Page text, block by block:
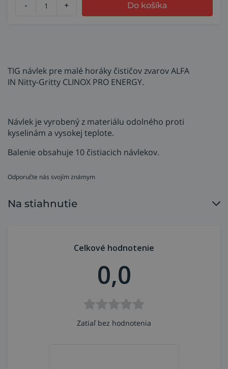
- + Do košíka
TIG návlek pre malé horáky čističov zvarov ALFA
IN Nitty-Gritty CLINOX PRO ENERGY.
Návlek je vyrobený z materiálu odolného proti
kyselinám a vysokej teplote.
Balenie obsahuje 10 čistiacich návlekov.
Odporučte nás svojím známym
Na stiahnutie
Celkové hodnotenie
0,0
Zatiaľ bez hodnotenia